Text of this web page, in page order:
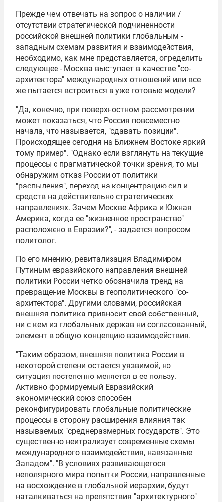
Прежде чем отвечать на вопрос о наличии /
отсутствии стратегической подчиненности
российской внешней политики глобальным -
западным схемам развития и взаимодействия,
необходимо, как мне представляется, определить
следующее - Москва выступает в качестве "со-
архитектора" международных отношений или все
же пытается встроиться в уже готовые модели?
"Да, конечно, при поверхностном рассмотрении
может показаться, что Россия повсеместно
начала, что называется, "сдавать позиции".
Происходящее сегодня на Ближнем Востоке яркий
тому пример". "Однако если взглянуть на текущие
процессы с прагматической точки зрения, то мы
обнаружим отказ России от политики
"распыления", переход на концентрацию сил и
средств на действительно стратегических
направлениях. Зачем Москве Африка и Южная
Америка, когда ее "жизненное пространство"
расположено в Евразии?", - задается вопросом
политолог.
По его мнению, ревитализация Владимиром
Путиным евразийского направления внешней
политики России четко обозначила тренд на
превращение Москвы в геополитического "со-
архитектора". Другими словами, российская
внешняя политика привносит свой собственный,
ни с кем из глобальных держав ни согласованный,
элемент в общую концепцию взаимодействия.
"Таким образом, внешняя политика России в
некоторой степени остается уязвимой, но
ситуация постепенно меняется в ее пользу.
Активно формируемый Евразийский
экономический союз способен
реконфигурировать глобальные политические
процессы в сторону расширения влияния так
называемых "среднеразмерных государств". Это
существенно нейтрализует современные схемы
международного взаимодействия, навязанные
Западом". "В условиях развивающегося
неполярного мира попытки России, направленные
на восхождение в глобальной иерархии, будут
наталкиваться на препятствия "архитектурного"